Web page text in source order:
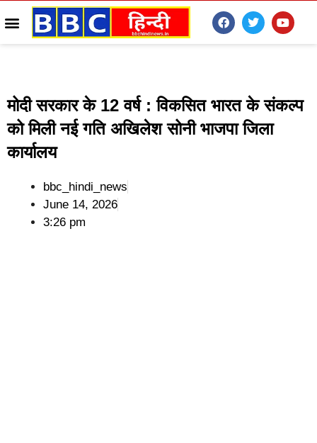
मोदी सरकार के 12 वर्ष : विकसित भारत के संकल्प
को मिली नई गति अखिलेश सोनी भाजपा जिला
कार्यालय
bbc_hindi_news
June 14, 2026
3:26 pm